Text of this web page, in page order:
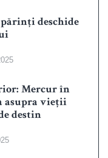
deschide
Mercur în
asupra vieții
destin